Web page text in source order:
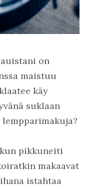
on
maistuu
käy
suklaan
pikkuneiti
makaavat
istahtaa